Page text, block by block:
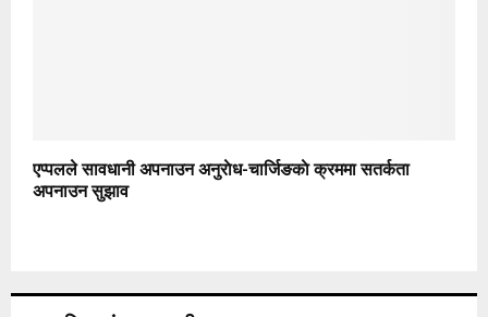
एप्पलले सावधानी अपनाउन अनुराेध-चार्जिङकाे क्रममा सतर्कता
अपनाउन सुझाव